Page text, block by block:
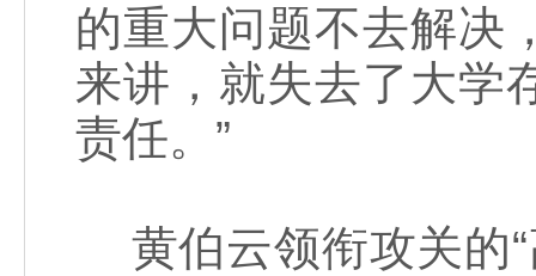
的重大问题不去解决
来讲，就失去了大学
责任。”
黄伯云领衔攻关的“